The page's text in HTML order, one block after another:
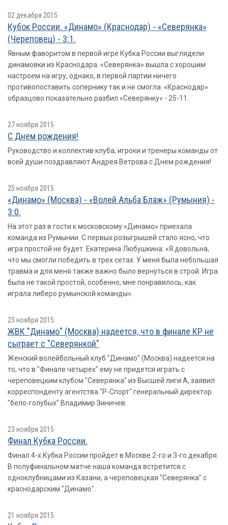
02 декабря 2015
Кубок России. «Динамо» (Краснодар) - «Северянка»
(Череповец) - 3:1.
Явным фаворитом в первой игре Кубка России выглядели
динамовки из Краснодара. «Северянка» вышла с хорошим
настроем на игру, однако, в первой партии ничего
противопоставить сопернику так и не смогла. «Краснодар»
образцово показательно разбил «Северянку» - 25-11.
27 ноября 2015
С Днем рождения!
Руководство и коллектив клуба, игроки и тренеры команды от
всей души поздравляют Андрея Ветрова с Днем рождения!
25 ноября 2015
«Динамо» (Москва) - «Волей Альба Блаж» (Румыния) -
3:0.
На этот раз в гости к московскому «Динамо» приехала
команда из Румынии. С первых розыгрышей стало ясно, что
игра простой не будет. Екатерина Любушкина: «Я довольна,
что мы смогли победить в трех сетах. У меня была небольшая
травма и для меня также важно было вернуться в строй. Игра
была не такой простой, особенно, мне понравилось, как
играла либеро румынской команды».
23 ноября 2015
ЖВК "Динамо" (Москва) надеется, что в финале КР не
сыграет с "Северянкой"
Женский волейбольный клуб "Динамо" (Москва) надеется на
то, что в "Финале четырех" ему не придется играть с
череповецким клубом "Северянка" из Высшей лиги А, заявил
корреспонденту агентства "Р-Спорт" генеральный директор
"бело-голубых" Владимир Зиничев.
23 ноября 2015
Финал Кубка России.
Финал 4-х Кубка России пройдет в Москве 2-го и 3-го декабря.
В полуфинальном матче наша команда встретится с
одноклубницами из Казани, а череповецкая "Северянка" с
краснодарским "Динамо".
21 ноября 2015